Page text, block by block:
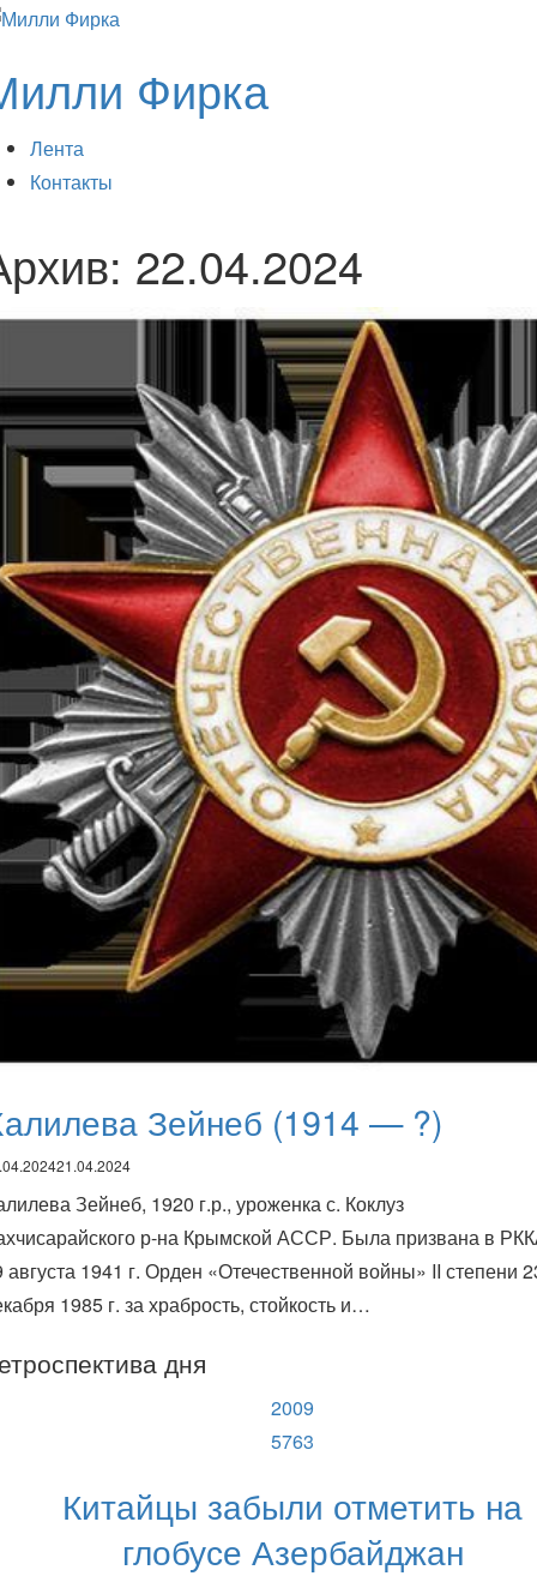
Фирка
Лента
Контакты
22.04.2024
Зейнеб (1914 — ?)
21.04.2024
Зейнеб, 1920 г.р., уроженка с. Коклуз
р-на Крымской АССР. Была призвана в
августа 1941 г. Орден «Отечественной войны» II степени
1985 г. за храбрость, стойкость и…
дня
2009
5763
Китайцы забыли отметить на
глобусе Азербайджан